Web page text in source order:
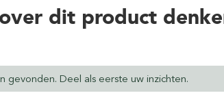
dit product
gevonden. Deel als eerste uw inzichten.